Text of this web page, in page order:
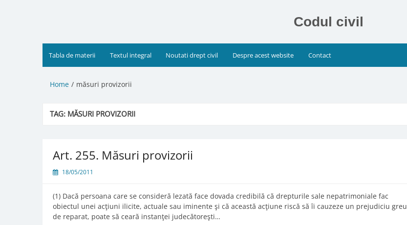
Codul civil
Tabla de materii Textul integral Noutati drept civil Despre acest website Contact
Home măsuri provizorii
TAG: MĂSURI PROVIZORII
Art. 255. Măsuri provizorii
18/05/2011
(1) Dacă persoana care se consideră lezată face dovada credibilă că drepturile sale nepatrimoniale fac
obiectul unei acţiuni ilicite, actuale sau iminente şi că această acţiune riscă să îi cauzeze un prejudiciu greu
de reparat, poate să ceară instanţei judecătoreşti…